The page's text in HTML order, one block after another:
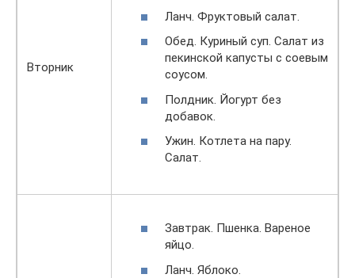
Вторник
Ланч. Фруктовый салат.
Обед. Куриный суп. Салат из
пекинской капусты с соевым
соусом.
Полдник. Йогурт без
добавок.
Ужин. Котлета на пару.
Салат.
Завтрак. Пшенка. Вареное
яйцо.
Ланч. Яблоко.